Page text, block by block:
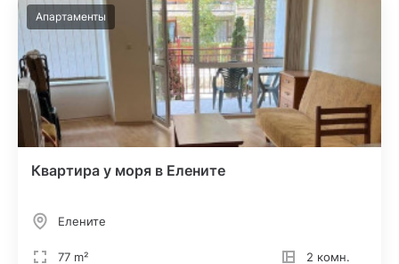
Апартаменты
Квартира у моря в Елените
Елените
77 m² 2 комн.